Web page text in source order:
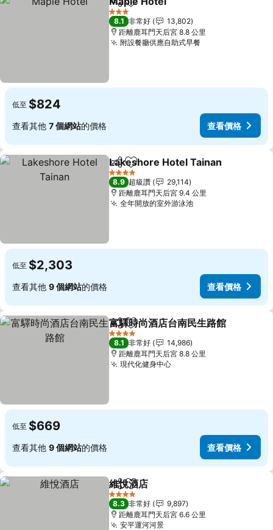
分享 加入我的最愛
3 星級
8.1 非常好
13,802
距離鹿耳門天后宮 8.8 公里
附設餐廳供應自助式早餐
低至 $824
查看其他 7 個網站的價格 查看價格
分享 加入我的最愛
Lakeshore Hotel Tainan
4 星級
8.9 超級讚
29,114
距離鹿耳門天后宮 9.4 公里
全年開放的室外游泳池
低至 $2,303
查看其他 9 個網站的價格 查看價格
分享 加入我的最愛
富驛時尚酒店台南民生路館
4 星級
8.1 非常好
14,986
距離鹿耳門天后宮 8.8 公里
現代化健身中心
低至 $669
查看其他 9 個網站的價格 查看價格
分享 加入我的最愛
維悅酒店
4 星級
8.3 非常好
9,897
距離鹿耳門天后宮 6.6 公里
安平運河河景